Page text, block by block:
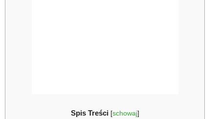
Spis Treści [schowaj]